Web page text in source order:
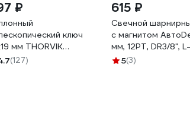
₽
ключ
мм THORVIK
52508
(127)
615 ₽
Свечной
с магнитом
мм, 12PT, DR3/8",
мм 34236 16894
5(3)